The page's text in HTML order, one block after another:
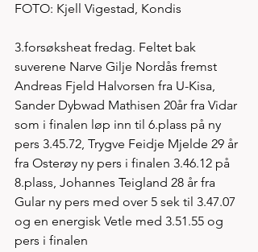
FOTO: Kjell Vigestad, Kondis
3.forsøksheat fredag. Feltet bak
suverene Narve Gilje Nordås fremst
Andreas Fjeld Halvorsen fra U-Kisa,
Sander Dybwad Mathisen 20år fra Vidar
som i finalen løp inn til 6.plass på ny
pers 3.45.72, Trygve Feidje Mjelde 29 år
fra Osterøy ny pers i finalen 3.46.12 på
8.plass, Johannes Teigland 28 år fra
Gular ny pers med over 5 sek til 3.47.07
og en energisk Vetle med 3.51.55 og
pers i finalen